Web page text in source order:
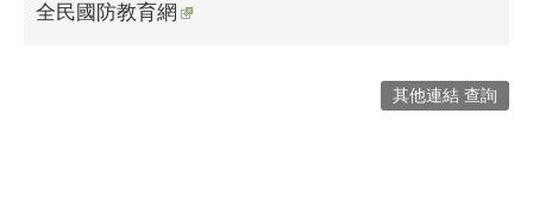
全民國防教育網
其他連結 查詢